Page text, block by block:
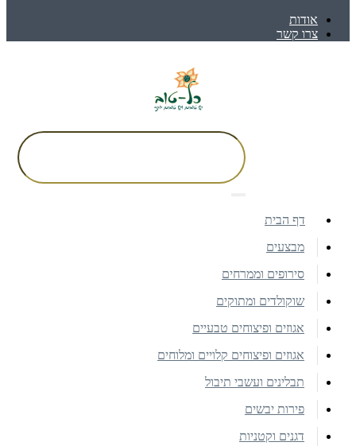
אודות
צרו קשר
דף הבית
מבצעים
סירופים וממרחים
שוקולדים ומתוקים
אגוזים ופיצוחים טבעיים
אגוזים ופיצוחים קלויים ומלוחים
תבלינים ועשבי תיבול
פירות יבשים
דגנים וקטניות